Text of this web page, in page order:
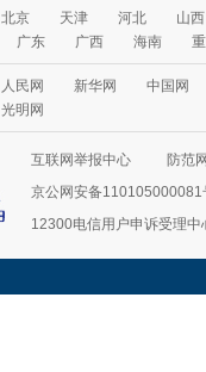
北京 天津 河北
山西
广东 广西 海南
人民网 新华网
中国网
光明网
互联网举报中心
防范
京公网安备110105000081
12300电信用户申诉受理中